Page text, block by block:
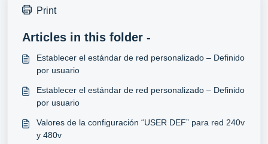
Print
Articles in this folder -
Establecer el estándar de red personalizado – Definido
por usuario
Establecer el estándar de red personalizado – Definido
por usuario
Valores de la configuración “USER DEF” para red 240v
y 480v